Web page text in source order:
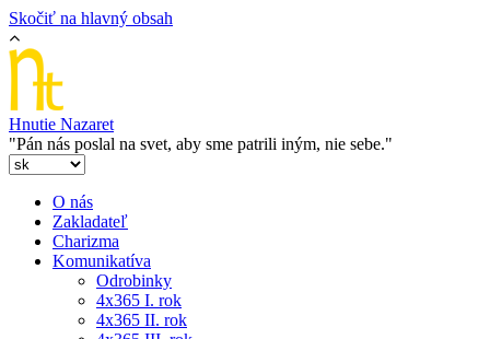
Skočiť na hlavný obsah
Hnutie Nazaret
"Pán nás poslal na svet, aby sme patrili iným, nie sebe."
O nás
Zakladateľ
Charizma
Komunikatíva
Odrobinky
4x365 I. rok
4x365 II. rok